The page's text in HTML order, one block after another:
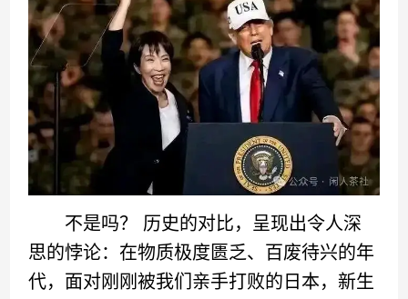
不是吗？ 历史的对比，呈现出令人深
思的悖论：在物质极度匮乏、百废待兴的年
代，面对刚刚被我们亲手打败的日本，新生